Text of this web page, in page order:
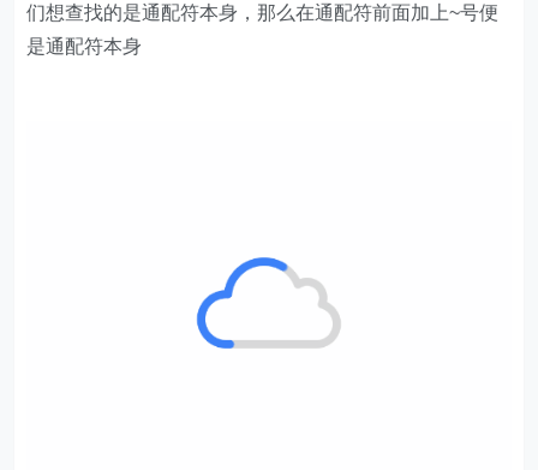
们想查找的是通配符本身，那么在通配符前面加上~号便
是通配符本身